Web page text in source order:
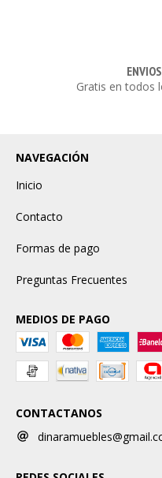
Gratis en todos
NAVEGACIÓN
Inicio
Contacto
Formas de pago
Preguntas Frecuentes
MEDIOS DE PAGO
CONTACTANOS